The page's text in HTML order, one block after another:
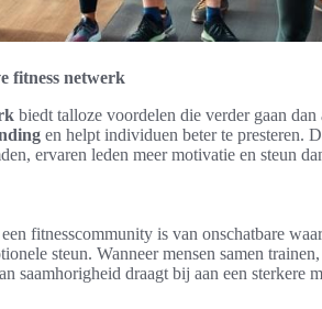
fitness netwerk
biedt talloze voordelen die verder gaan
en helpt individuen beter te presteren.
ervaren leden meer motivatie en steun
fitnesscommunity is van onschatbare
steun. Wanneer mensen samen
saamhorigheid draagt bij aan een sterkere